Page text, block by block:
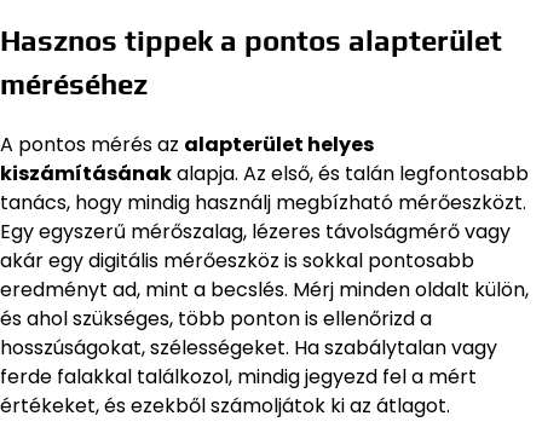
Hasznos tippek a pontos alapterület
méréséhez
A pontos mérés az alapterület helyes
kiszámításánakalapja. Az első, és talán legfontosabb
tanács, hogy mindig használj megbízható mérőeszközt.
Egy egyszerű mérőszalag, lézeres távolságmérő vagy
akár egy digitális mérőeszköz is sokkal pontosabb
eredményt ad, mint a becslés. Mérj minden oldalt külön,
és ahol szükséges, több ponton is ellenőrizd a
hosszúságokat, szélességeket. Ha szabálytalan vagy
ferde falakkal találkozol, mindig jegyezd fel a mért
értékeket, és ezekből számoljátok ki az átlagot.